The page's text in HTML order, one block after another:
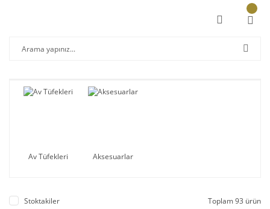
Av Tüfekleri Aksesuarlar
Stoktakiler Toplam 93 ürün